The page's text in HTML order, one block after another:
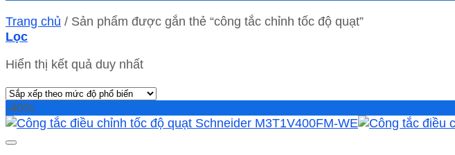
Trang chủ / Sản phẩm được gắn thẻ “công tắc chỉnh tốc độ quạt”
Lọc
Hiển thị kết quả duy nhất
-40%